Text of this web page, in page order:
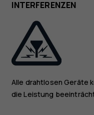
INTERFERENZEN
Alle drahtlosen Geräte
die Leistung